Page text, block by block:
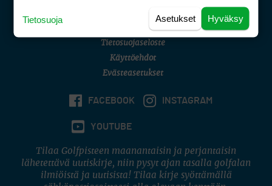
(digi) digi@otavamedia.fi
Tietosuojaseloste
Käyttöehdot
Evästeasetukset
FACEBOOK INSTAGRAM
YOUTUBE
Tilaa Golfpisteen maanantaisin ja perjantaisin
lähetettävä uutiskirje, niin pysyt ajan tasalla golfalan
ilmiöistä ja uutisista! Tilaa kirje syöttämällä
Hyväksy
Asetukset
Tietosuoja